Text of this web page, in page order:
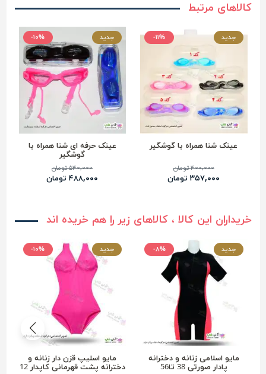
کالاهای مرتبط
جدید -۱۱%
عینک شنا همراه با گوشگیر
۴۰۰,۰۰۰ تومان
۳۵۷,۰۰۰ تومان
جدید -۱۰%
عینک حرفه ای شنا همراه با
گوشگیر
۵۴۰,۰۰۰ تومان
۴۸۸,۰۰۰ تومان
خریداران این کالا ، کالاهای زیر را هم خریده اند
جدید -۸%
مایو اسلامی زنانه و دخترانه
پادار صورتی 38 تا56
جدید -۱۰%
مایو اسلیپ قزن دار زنانه و
دخترانه پشت قهرمانی کاپدار 12